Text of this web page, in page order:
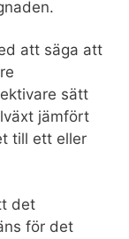
att säga att
sätt
jämfört
till ett eller
det
för det